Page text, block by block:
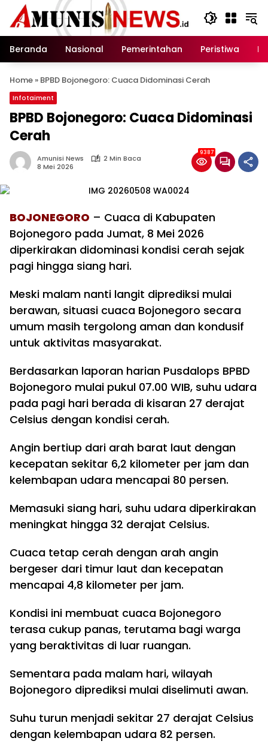
Langsung
konten
Beranda
Nasional Pemerintahan Peristiwa
Home » BPBD Bojonegoro: Cuaca Didominasi Cerah
Infotaiment
BPBD Bojonegoro: Cuaca Didominasi
Cerah
Amunisi News
2 Min Baca
8 Mei 2026
9387
BOJONEGORO – Cuaca di Kabupaten
Bojonegoro pada Jumat, 8 Mei 2026
diperkirakan didominasi kondisi cerah sejak
pagi hingga siang hari.
Meski malam nanti langit diprediksi mulai
berawan, situasi cuaca Bojonegoro secara
umum masih tergolong aman dan kondusif
untuk aktivitas masyarakat.
Berdasarkan laporan harian Pusdalops BPBD
Bojonegoro mulai pukul 07.00 WIB, suhu udara
pada pagi hari berada di kisaran 27 derajat
Celsius dengan kondisi cerah.
Angin bertiup dari arah barat laut dengan
kecepatan sekitar 6,2 kilometer per jam dan
kelembapan udara mencapai 80 persen.
Memasuki siang hari, suhu udara diperkirakan
meningkat hingga 32 derajat Celsius.
Cuaca tetap cerah dengan arah angin
bergeser dari timur laut dan kecepatan
mencapai 4,8 kilometer per jam.
Kondisi ini membuat cuaca Bojonegoro
terasa cukup panas, terutama bagi warga
yang beraktivitas di luar ruangan.
Sementara pada malam hari, wilayah
Bojonegoro diprediksi mulai diselimuti awan.
Suhu turun menjadi sekitar 27 derajat Celsius
dengan kelembapan udara 82 persen.